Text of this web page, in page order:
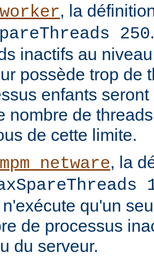
worker, la
250
inactifs au
possède trop de
enfants
nombre de
de cette limite.
mpm_netware, la
qu'un
de processus
du serveur.